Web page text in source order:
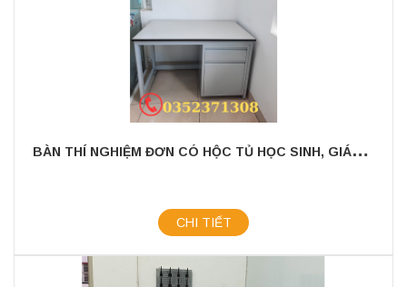
B
ÀN THÍ NGHIỆM ĐƠN CÓ HỘC TỦ HỌC SINH, GIÁO VIÊN
CHI TIẾT